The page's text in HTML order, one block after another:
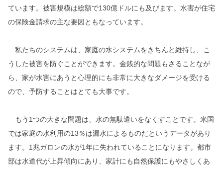
ています。被害規模は総額で130億ドルにも及びます。水害が住宅
の保険金請求の主な要因ともなっています。
私たちのシステムは、家庭の水システムをきちんと維持し、こ
うした被害を防ぐことができます。金銭的な問題もさることなが
ら、家が水害にあうと心理的にも非常に大きなダメージを受ける
ので、予防することはとても大事です。
もう1つの大きな問題は、水の無駄遣いをなくすことです。米国
では家庭の水利用の13％は漏水によるものだというデータがあり
ます。1兆ガロンの水が1年に失われていることになります。都市
部は水道代が上昇傾向にあり、家計にも自然保護にもやさしくあ